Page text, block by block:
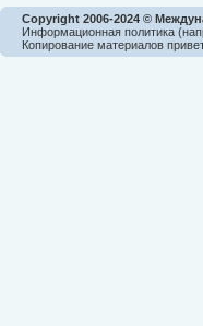
Copyright 2006-2024 ©
Информационная политика
Копирование материалов